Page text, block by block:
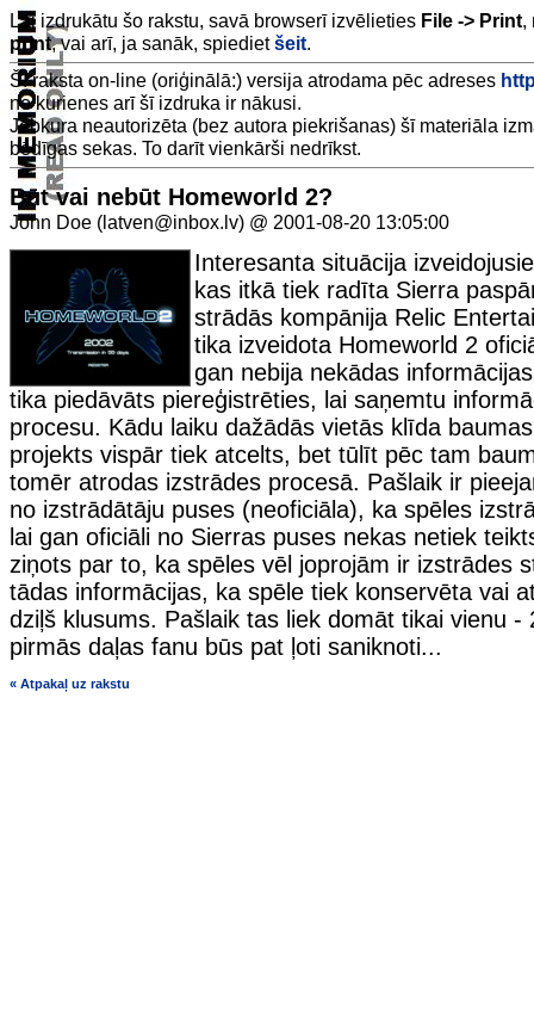
Lai izdrukātu šo rakstu, savā browserī izvēlieties File -> Print,
print, vai arī, ja sanāk, spiedietšeit.
Šī raksta on-line (oriģinālā:) versija atrodama pēc adreses
no kurienes arī šī izdruka ir nākusi.
Jebkura neautorizēta (bez autora piekrišanas) šī materiāla
bēdīgas sekas. To darīt vienkārši nedrīkst.
Būt vai nebūt Homeworld 2?
John Doe (latven@inbox.lv) @ 2001-08-20 13:05:00
Interesanta situācija
kas itkā tiek radīta Sierra
strādās kompānija Relic
tika izveidota Homeworld 2
gan nebija nekādas
tika piedāvāts piereģistrēties, lai saņemtu
procesu. Kādu laiku dažādās vietās klīda
projekts vispār tiek atcelts, bet tūlīt pēc tam
tomēr atrodas izstrādes procesā. Pašlaik ir
no izstrādātāju puses (neoficiāla), ka spēles
lai gan oficiāli no Sierras puses nekas netiek
ziņots par to, ka spēles vēl joprojām ir izstrādes
tādas informācijas, ka spēle tiek konservēta vai
dziļš klusums. Pašlaik tas liek domāt tikai vienu -
pirmās daļas fanu būs pat ļoti saniknoti...
« Atpakaļ uz rakstu